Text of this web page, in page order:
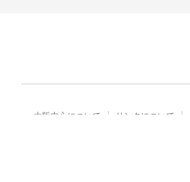
大阪中心について リンクについて